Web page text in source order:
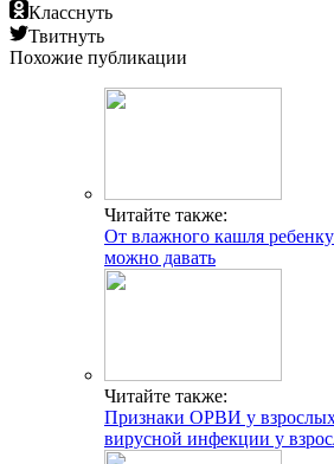
Класснуть
Твитнуть
Похожие публикации
Читайте также:
От влажного кашля
можно давать
Читайте также:
Признаки ОРВИ у
вирусной инфекции у